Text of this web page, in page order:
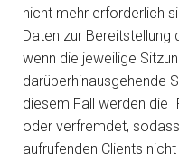
nicht mehr erforderlich
Daten zur Bereitstellung
wenn die jeweilige
darüberhinausgehende
diesem Fall werden die
oder verfremdet,
aufrufenden Clients